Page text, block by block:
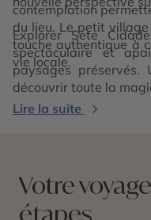
contemplation
du lieu. Le petit
touche authentique à
vie locale.
Explorer Sete
spectaculaire et
paysages préservés.
découvrir toute la
Lire la suite
Votre
étapes